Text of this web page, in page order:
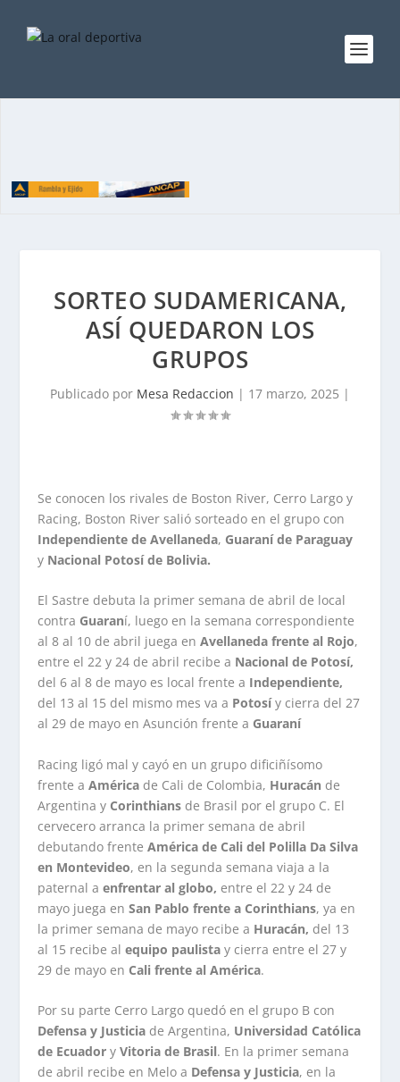
SORTEO SUDAMERICANA,
ASÍ QUEDARON LOS
GRUPOS
Publicado por Mesa Redaccion | 17 marzo, 2025 |
Se conocen los rivales de Boston River, Cerro Largo y
Racing, Boston River salió sorteado en el grupo con
Independiente de Avellaneda, Guaraní de Paraguay
y Nacional Potosí de Bolivia.
El Sastre debuta la primer semana de abril de local
contra Guaraní, luego en la semana correspondiente
al 8 al 10 de abril juega enAvellaneda frente al Rojo,
entre el 22 y 24 de abril recibe a Nacional de Potosí,
del 6 al 8 de mayo es local frente a Independiente,
del 13 al 15 del mismo mes va a Potosíy cierra del 27
al 29 de mayo en Asunción frente a Guaraní
Racing ligó mal y cayó en un grupo dificiñísomo
frente aAmérica de Cali de Colombia, Huracán de
Argentina y Corinthians de Brasil por el grupo C. El
cervecero arranca la primer semana de abril
debutando frenteAmérica de Cali del Polilla Da Silva
en Montevideo, en la segunda semana viaja a la
paternal aenfrentar al globo, entre el 22 y 24 de
mayo juega enSan Pablo frente a Corinthians, ya en
la primer semana de mayo recibe a Huracán, del 13
al 15 recibe alequipo paulista y cierra entre el 27 y
29 de mayo en Cali frente al América.
Por su parte Cerro Largo quedó en el grupo B con
Defensa y Justicia de Argentina, Universidad Católica
de Ecuador yVitoria de Brasil. En la primer semana
de abril recibe en Melo a Defensa y Justicia, en la